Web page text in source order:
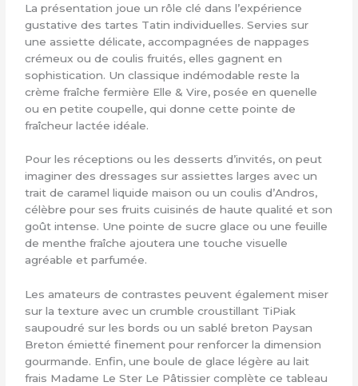
La présentation joue un rôle clé dans l’expérience
gustative des tartes Tatin individuelles. Servies sur
une assiette délicate, accompagnées de nappages
crémeux ou de coulis fruités, elles gagnent en
sophistication. Un classique indémodable reste la
crème fraîche fermière Elle & Vire, posée en quenelle
ou en petite coupelle, qui donne cette pointe de
fraîcheur lactée idéale.
Pour les réceptions ou les desserts d’invités, on peut
imaginer des dressages sur assiettes larges avec un
trait de caramel liquide maison ou un coulis d’Andros,
célèbre pour ses fruits cuisinés de haute qualité et son
goût intense. Une pointe de sucre glace ou une feuille
de menthe fraîche ajoutera une touche visuelle
agréable et parfumée.
Les amateurs de contrastes peuvent également miser
sur la texture avec un crumble croustillant TiPiak
saupoudré sur les bords ou un sablé breton Paysan
Breton émietté finement pour renforcer la dimension
gourmande. Enfin, une boule de glace légère au lait
frais Madame Le Ster Le Pâtissier complète ce tableau